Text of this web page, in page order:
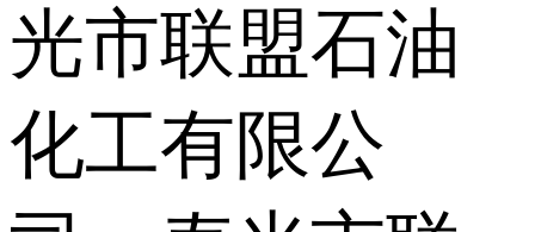
光市联盟石油
化工有限公